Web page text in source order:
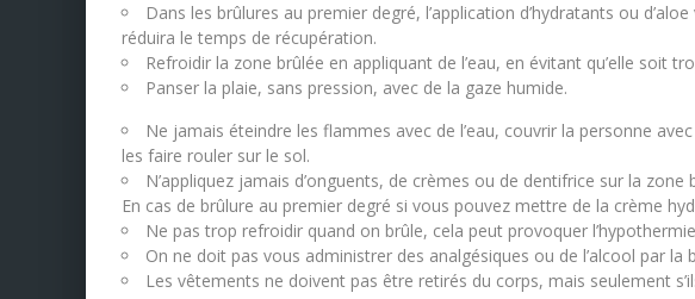
Dans les brûlures au premier degré, l’application d’hydratants ou
réduira le temps de récupération.
Refroidir la zone brûlée en appliquant de l’eau, en évitant qu’elle soit
Panser la plaie, sans pression, avec de la gaze humide.
Ne jamais éteindre les flammes avec de l’eau, couvrir la personne
les faire rouler sur le sol.
N’appliquez jamais d’onguents, de crèmes ou de dentifrice sur la zone
En cas de brûlure au premier degré si vous pouvez mettre de la crème
Ne pas trop refroidir quand on brûle, cela peut provoquer
On ne doit pas vous administrer des analgésiques ou de l’alcool par la
Les vêtements ne doivent pas être retirés du corps, mais seulement